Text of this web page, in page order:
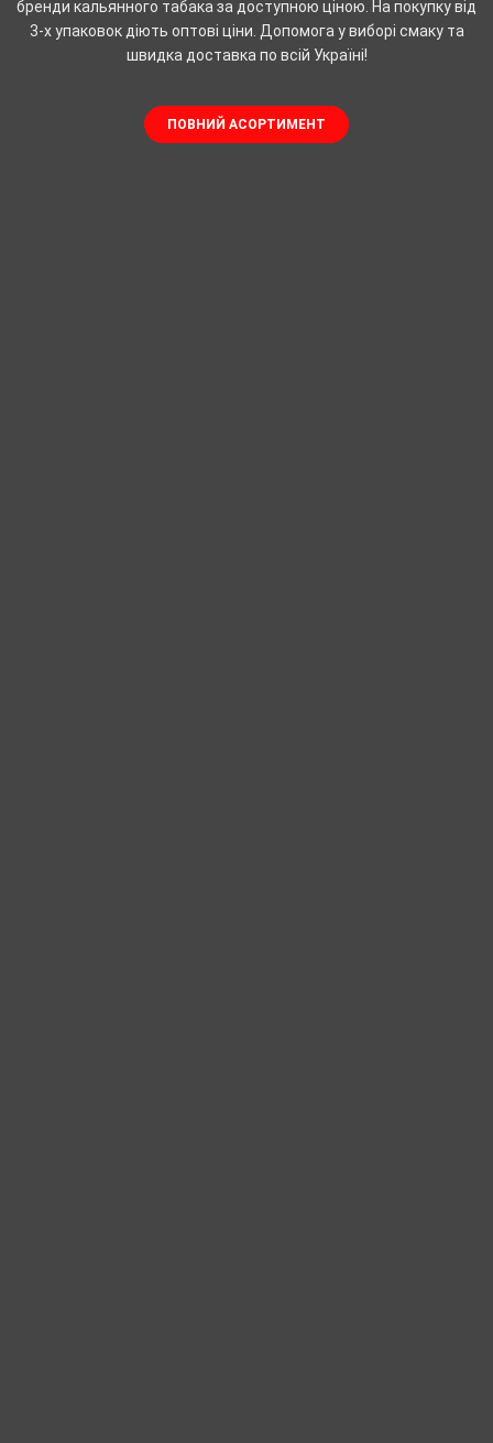
бренди кальянного табака за доступною ціною. На покупку від
3-х упаковок діють оптові ціни. Допомога у виборі смаку та
швидка доставка по всій Україні!
ПОВНИЙ АСОРТИМЕНТ